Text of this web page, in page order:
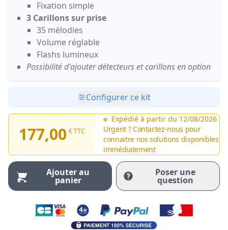
Fixation simple
3 Carillons sur prise
35 mélodies
Volume réglable
Flashs lumineux
Possibilité d'ajouter détecteurs et carillons en option
Configurer ce kit
177,00 € TTC
Expédié à partir du 12/08/2026
Urgent ? Contactez-nous pour
connaitre nos solutions disponibles
immédiatement
Ajouter au
panier
Poser une
question